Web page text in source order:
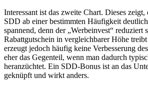
Interessant ist das zweite Chart. Dieses
SDD ab einer bestimmten Häufigkeit
spannend, denn der „Werbeinvest“ reduziert
Rabattgutschein in vergleichbarer Höhe
erzeugt jedoch häufig keine Verbesserung
eher das Gegenteil, wenn man dadurch
heranzüchtet. Ein SDD-Bonus ist an das
geknüpft und wirkt anders.